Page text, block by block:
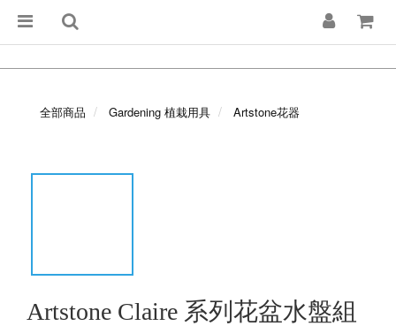
全部商品 Gardening 植栽用具 Artstone花器
Artstone Claire 系列花盆水盤組